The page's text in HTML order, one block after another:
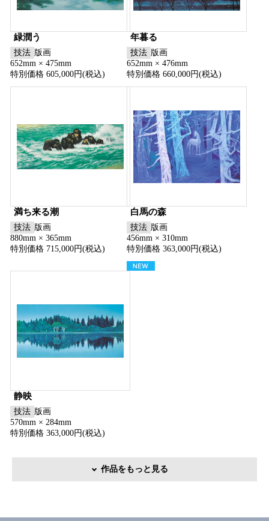
緑潤う
技法 版画
652mm × 475mm
特別価格 605,000円(税込)
年暮る
技法 版画
652mm × 476mm
特別価格 660,000円(税込)
満ち来る潮
技法 版画
880mm × 365mm
特別価格 715,000円(税込)
白馬の森
技法 版画
456mm × 310mm
特別価格 363,000円(税込)
静映
技法 版画
570mm × 284mm
特別価格 363,000円(税込)
作品をもっと見る